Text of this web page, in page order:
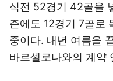
식전 52경기 42골을
즌에도 12경기 7골로
중이다. 내년 여름을
바르셀로나와의 계약